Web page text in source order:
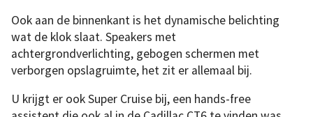
Ook aan de binnenkant is het dynamische belichting
wat de klok slaat. Speakers met
achtergrondverlichting, gebogen schermen met
verborgen opslagruimte, het zit er allemaal bij.
U krijgt er ook Super Cruise bij, een hands-free